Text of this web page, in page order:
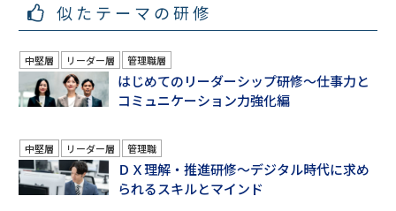
似たテーマの研修
中堅層 リーダー層 管理職層
はじめてのリーダーシップ研修～仕事力と
コミュニケーション力強化編
中堅層 リーダー層 管理職
ＤＸ理解・推進研修～デジタル時代に求め
られるスキルとマインド